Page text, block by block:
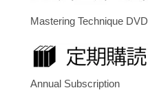
Mastering Technique DVD
Annual Subscription